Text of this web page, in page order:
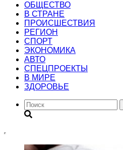
ОБЩЕСТВО
В СТРАНЕ
ПРОИСШЕСТВИЯ
РЕГИОН
CПОРТ
ЭКОНОМИКА
АВТО
СПЕЦПРОЕКТЫ
В МИРЕ
ЗДОРОВЬЕ